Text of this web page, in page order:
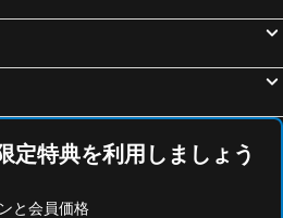
モロ, pet friendly hotels
定特典を利用しましょう
と会員価格